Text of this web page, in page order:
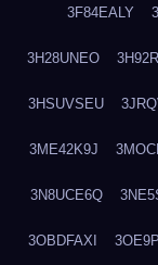
3F84EALY
3H28UNEO
3HSUVSEU
3ME42K9J
3N8UCE6Q
3OBDFAXI